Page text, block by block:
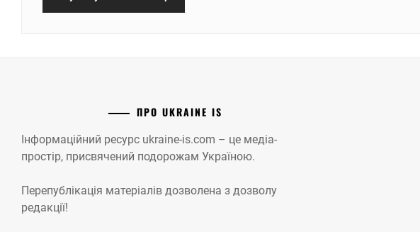
ПРО UKRAINE IS
Інформаційний ресурс ukraine-is.com – це медіа-
простір, присвячений подорожам Україною.
Перепублікація матеріалів дозволена з дозволу
редакції!